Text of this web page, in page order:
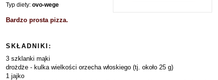
Typ diety: ovo-wege
Bardzo prosta pizza.
SKŁADNIKI:
3 szklanki mąki
drożdże - kulka wielkości orzecha włoskiego (tj. około 25 g)
1 jajko